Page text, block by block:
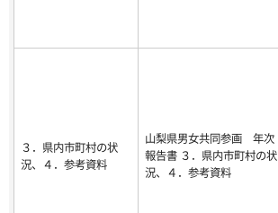
３．県内市町村の状
況、４．参考資料
山梨県男女共同参画 年次
報告書 ３．県内市町村の状
況、４．参考資料